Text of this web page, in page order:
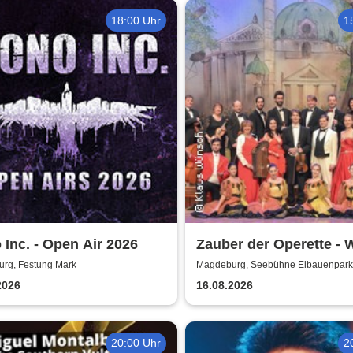
18:00 Uhr
Inc. - Open Air 2026
Festung Mark
Zauber der Operette -
Operetten Revue mit
Ballett und Orchester
Magdeburg, Seebühne Elbauenpark
16.08.2026
20:00 Uhr